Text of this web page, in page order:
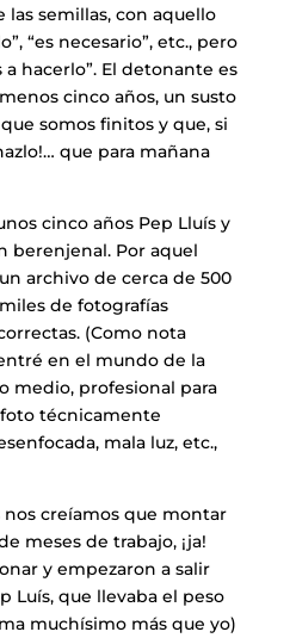
las semillas, con aquello
“es necesario”, etc., pero
hacerlo”. El detonante es
cinco años, un susto
somos finitos y que, si
que para mañana
cinco años Pep Lluís y
berenjenal. Por aquel
archivo de cerca de 500
de fotografías
(Como nota
en el mundo de la
medio, profesional para
técnicamente
mala luz, etc.,
nos creíamos que montar
meses de trabajo, ¡ja!
y empezaron a salir
Luís, que llevaba el peso
muchísimo más que yo)